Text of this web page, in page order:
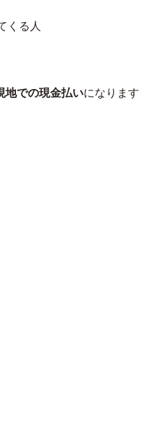
くる人
地での現金払いになります